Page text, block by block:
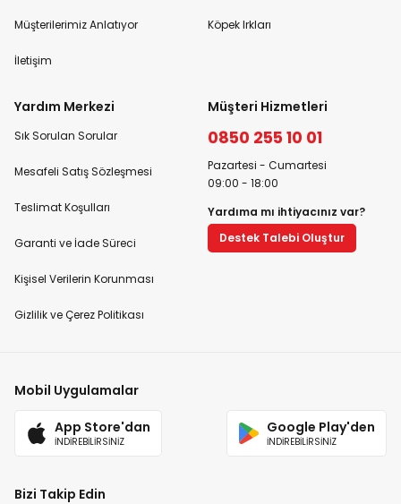
Müşterilerimiz Anlatıyor
İletişim
Köpek Irkları
Yardım Merkezi
Sık Sorulan Sorular
Mesafeli Satış Sözleşmesi
Teslimat Koşulları
Garanti ve İade Süreci
Kişisel Verilerin Korunması
Gizlilik ve Çerez Politikası
Müşteri Hizmetleri
0850 255 10 01
Pazartesi - Cumartesi
09:00 - 18:00
Yardıma mı ihtiyacınız var?
Destek Talebi Oluştur
Mobil Uygulamalar
App Store'dan
İNDİREBİLİRSİNİZ
Google Play'den
İNDİREBİLİRSİNİZ
Bizi Takip Edin